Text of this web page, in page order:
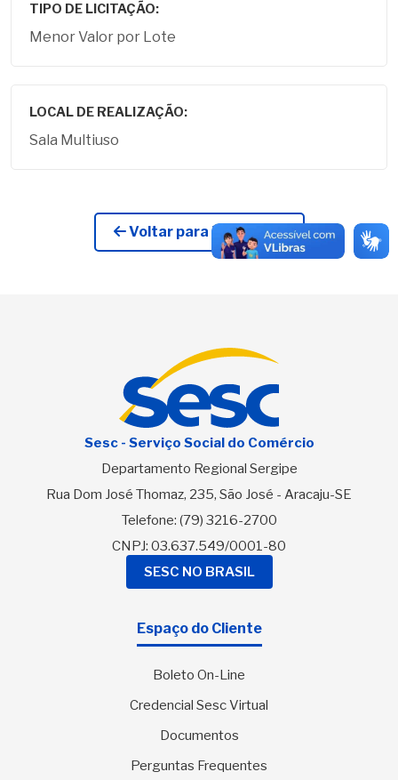
TIPO DE LICITAÇÃO:
Menor Valor por Lote
LOCAL DE REALIZAÇÃO:
Sala Multiuso
Voltar para Licitações
Sesc - Serviço Social do Comércio
Departamento Regional Sergipe
Rua Dom José Thomaz, 235, São José - Aracaju-SE
Telefone: (79) 3216-2700
CNPJ: 03.637.549/0001-80
SESC NO BRASIL
Espaço do Cliente
Boleto On-Line
Credencial Sesc Virtual
Documentos
Perguntas Frequentes